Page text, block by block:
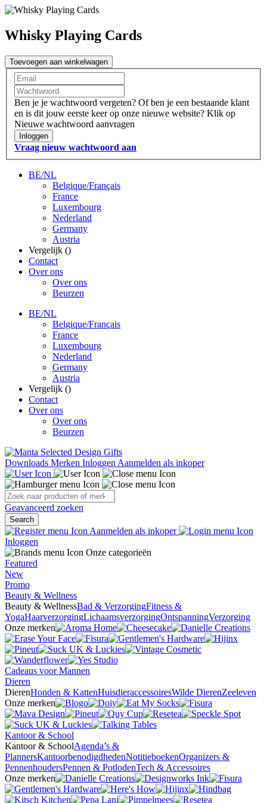
Whisky Playing Cards
Toevoegen aan winkelwagen
Ben je je wachtwoord vergeten? Of ben je een bestaande klant
en is dit jouw eerste keer op onze nieuwe website? Klik op
Nieuwe wachtwoord aanvragen
Inloggen
Vraag nieuw wachtwoord aan
BE/NL
Belgique/Français
France
Luxembourg
Nederland
Germany
Austria
Vergelijk ()
Contact
Over ons
Over ons
Beurzen
BE/NL
Belgique/Français
France
Luxembourg
Nederland
Germany
Austria
Vergelijk ()
Contact
Over ons
Over ons
Beurzen
Downloads Merken InloggenAanmelden als inkoper
Geavanceerd zoeken
Search
Aanmelden als inkoper
Inloggen
Onze categorieën
Featured
New
Promo
Beauty & Wellness
Beauty & WellnessBad & VerzorgingFitness &
YogaHaarverzorgingLichaamsverzorgingOntspanningVerzorging
Onze merken
Cadeaus voor Mannen
Dieren
DierenHonden & KattenHuisdieraccessoiresWilde DierenZeeleven
Onze merken
Kantoor & School
Kantoor & SchoolAgenda’s &
PlannersKantoorbenodigdhedenNotitieboekenOrganizers &
PennenhoudersPennen & PotlodenTech & Accessoires
Onze merken